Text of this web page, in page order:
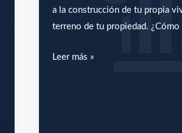
a la construcción de tu propia
terreno de tu propiedad.
Quiero
Leer más »